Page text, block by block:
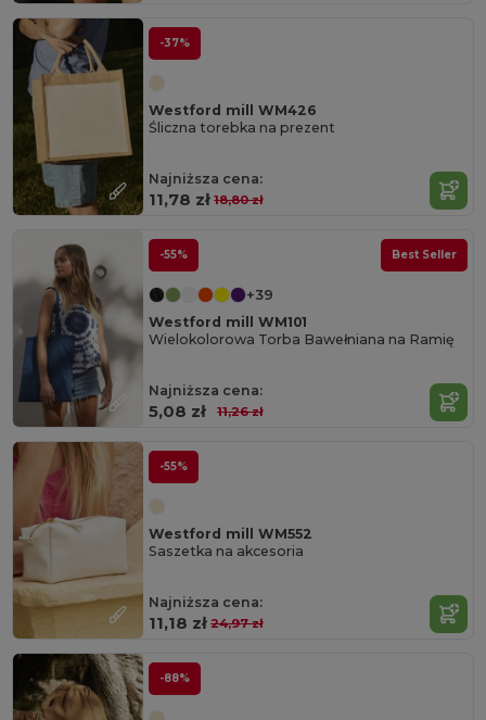
-37%
Westford mill WM426
Śliczna torebka na prezent
Najniższa cena:
11,78 zł 18,80 zł
-55% Best Seller
+39
Westford mill WM101
Wielokolorowa Torba Bawełniana na Ramię
Najniższa cena:
5,08 zł 11,26 zł
-55%
Westford mill WM552
Saszetka na akcesoria
Najniższa cena:
11,18 zł 24,97 zł
-88%